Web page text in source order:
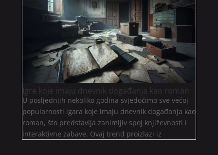
Igre koje imaju dnevnik događanja kao roman
U posljednjih nekoliko godina svjedočimo sve većoj
popularnosti igara koje imaju dnevnik događanja kao
roman, što predstavlja zanimljiv spoj književnosti i
interaktivne zabave. Ovaj trend proizlazi iz